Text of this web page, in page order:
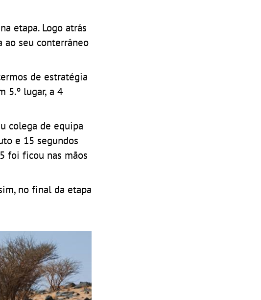
etapa. Logo atrás
ao seu conterrâneo
de estratégia
5.º lugar, a 4
colega de equipa
e 15 segundos
foi ficou nas mãos
no final da etapa